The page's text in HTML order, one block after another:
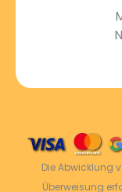
Die Abwicklung
Überweisung